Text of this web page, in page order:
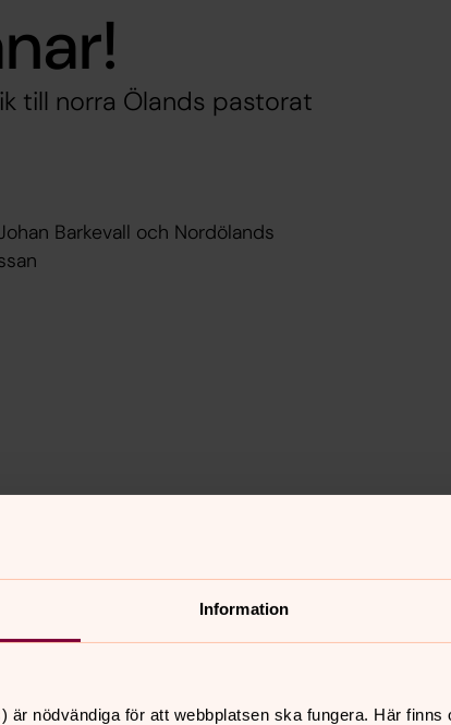
Information
är nödvändiga för att webbplatsen ska fungera. Här
till norra Ölands pastorat
Barkevall och Nordölands
kyrkfolk, förtroendevalda,
är att leda och inspirera kyrkan i